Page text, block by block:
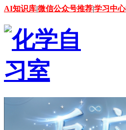
AI知识库|微信公众号推荐|学习中心|